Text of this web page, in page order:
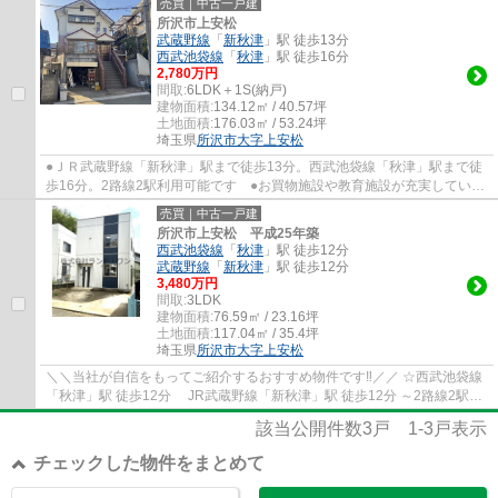
売買｜中古一戸建
所沢市上安松
武蔵野線 「 新秋津 」駅 徒歩13分
西武池袋線 「 秋津 」駅 徒歩16分
2,780万円
間取:6LDK＋1S(納戸)
建物面積:134.12㎡ / 40.57坪
土地面積:176.03㎡ / 53.24坪
埼玉県所沢市大字上安松
●ＪＲ武蔵野線「新秋津」駅まで徒歩13分。西武池袋線「秋津」駅まで徒
歩16分。2路線2駅利用可能です ●お買物施設や教育施設が充実していま
す ●二世帯や大家族にお勧め！6ＳＬＤＫで...
売買｜中古一戸建
所沢市上安松 平成25年築
西武池袋線 「 秋津 」駅 徒歩12分
武蔵野線 「 新秋津 」駅 徒歩12分
3,480万円
間取:3LDK
建物面積:76.59㎡ / 23.16坪
土地面積:117.04㎡ / 35.4坪
埼玉県所沢市大字上安松
＼＼当社が自信をもってご紹介するおすすめ物件です‼／／ ☆西武池袋線
「秋津」駅 徒歩12分 JR武蔵野線「新秋津」駅 徒歩12分 ～2路線2駅利
用可能で通勤・通学に便利です！ ☆カース...
該当公開件数3 戸 1-3 戸表示
チェックした物件をまとめて